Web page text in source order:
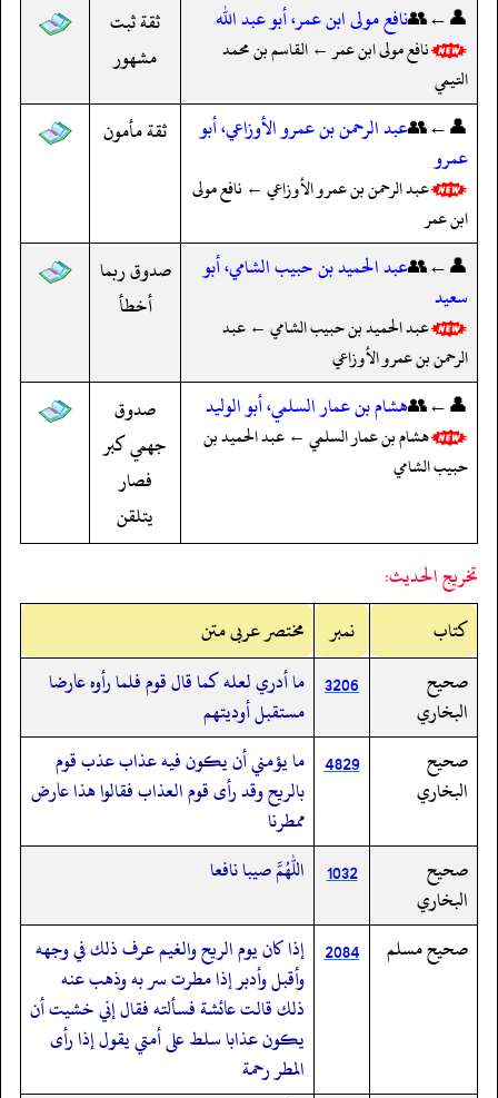
👤←👥نافع مولى ابن عمر، أبو عبد الله
نافع مولى ابن عمر ← القاسم بن محمد
التيمي
ثقة ثبت
مشهور
👤←👥عبد الرحمن بن عمرو الأوزاعي، أبو
عمرو
عبد الرحمن بن عمرو الأوزاعي ← نافع مولى
ابن عمر
ثقة مأمون
👤←👥عبد الحميد بن حبيب الشامي، أبو
سعيد
عبد الحميد بن حبيب الشامي ← عبد
الرحمن بن عمرو الأوزاعي
صدوق ربما
أخطأ
👤←👥هشام بن عمار السلمي، أبو الوليد
هشام بن عمار السلمي ← عبد الحميد بن
حبيب الشامي
صدوق
جهمي كبر
فصار
يتلقن
تخريج الحديث:
کتاب
نمبر
مختصر عربی متن
صحيح
البخاري
3206 ما أدري لعله كما قال قوم فلما رأوه عارضا
مستقبل أوديتهم
صحيح
البخاري
4829 ما يؤمني أن يكون فيه عذاب عذب قوم
بالريح وقد رأى قوم العذاب فقالوا هذا عارض
ممطرنا
صحيح
البخاري
1032 اللهم صيبا نافعا
صحيح مسلم 2084 إذا كان يوم الريح والغيم عرف ذلك في وجهه
وأقبل وأدبر إذا مطرت سر به وذهب عنه
ذلك قالت عائشة فسألته فقال إني خشيت أن
يكون عذابا سلط على أمتي يقول إذا رأى
المطر رحمة